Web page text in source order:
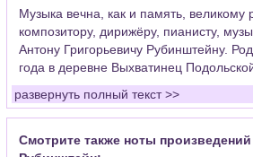
Музыка вечна, как и память, великому
композитору, дирижёру, пианисту,
Антону Григорьевичу Рубинштейну.
года в деревне Выхватинец
талант не имеет границ, поэтому его
В его доме всегда приветствовалось
Происходили частые встречи
которые играли, пели, танцевали.
развернуть полный текст >>
Смотрите также ноты